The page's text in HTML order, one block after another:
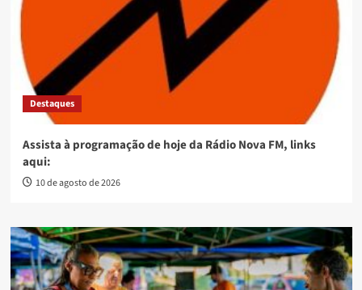
Destaques
Assista à programação de hoje da Rádio Nova FM, links
aqui:
10 de agosto de 2026